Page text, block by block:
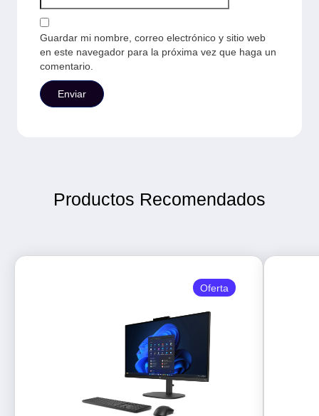
Guardar mi nombre, correo electrónico y sitio web
en este navegador para la próxima vez que haga un
comentario.
Productos Recomendados
Oferta